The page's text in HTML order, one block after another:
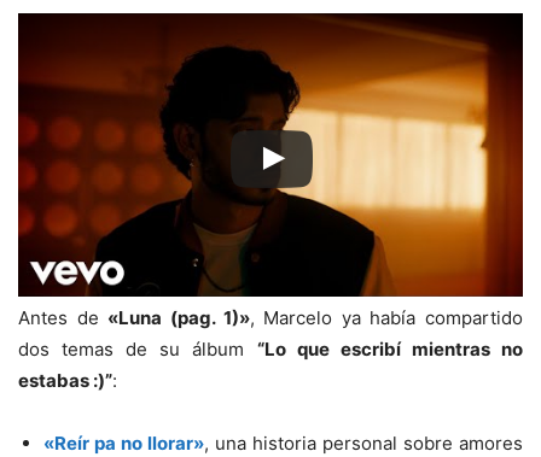
Antes de «Luna (pag. 1)», Marcelo ya había compartido
dos temas de su álbum “Lo que escribí mientras no
estabas :)”:
«Reír pa no llorar», una historia personal sobre amores